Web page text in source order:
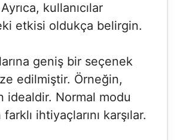
kullanıcılar
etkisi oldukça belirgin.
geniş bir seçenek
edilmiştir. Örneğin,
idealdir. Normal modu
ihtiyaçlarını karşılar.